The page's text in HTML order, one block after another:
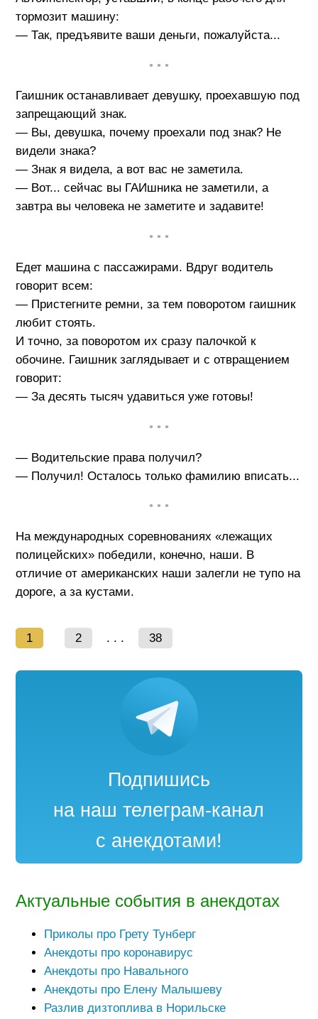
тормозит машину:
— Так, предъявите ваши деньги, пожалуйста...
• • •
Гаишник останавливает девушку, проехавшую под
запрещающий знак.
— Вы, девушка, почему проехали под знак? Не
видели знака?
— Знак я видела, а вот вас не заметила.
— Вот... сейчас вы ГАИшника не заметили, а
завтра вы человека не заметите и задавите!
• • •
Едет машина с пассажирами. Вдруг водитель
говорит всем:
— Пристегните ремни, за тем поворотом гаишник
любит стоять.
И точно, за поворотом их сразу палочкой к
обочине. Гаишник заглядывает и с отвращением
говорит:
— За десять тысяч удавиться уже готовы!
• • •
— Водительские права получил?
— Получил! Осталось только фамилию вписать...
• • •
На международных соревнованиях «лежащих
полицейских» победили, конечно, наши. В
отличие от американских наши залегли не тупо на
дороге, а за кустами.
1 2 . . . 38
Подпишись
на наш телеграм-канал
с анекдотами!
Актуальные события в анекдотах
Приколы про Грету Тунберг
Анекдоты про коронавирус
Анекдоты про Навального
Анекдоты про Елену Малышеву
Разлив дизтоплива в Норильске